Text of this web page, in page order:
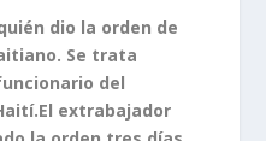
dio la orden de
Se trata
del
extrabajador